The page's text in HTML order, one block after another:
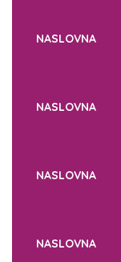
NASLOVNA
NASLOVNA
NASLOVNA
NASLOVNA